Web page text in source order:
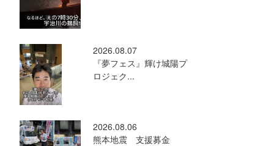
2026.08.07
『夢フェス』輝け城陽プ
ロジェク...
2026.08.06
熊本地震 支援募金